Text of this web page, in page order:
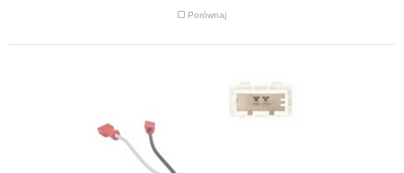
Porównaj